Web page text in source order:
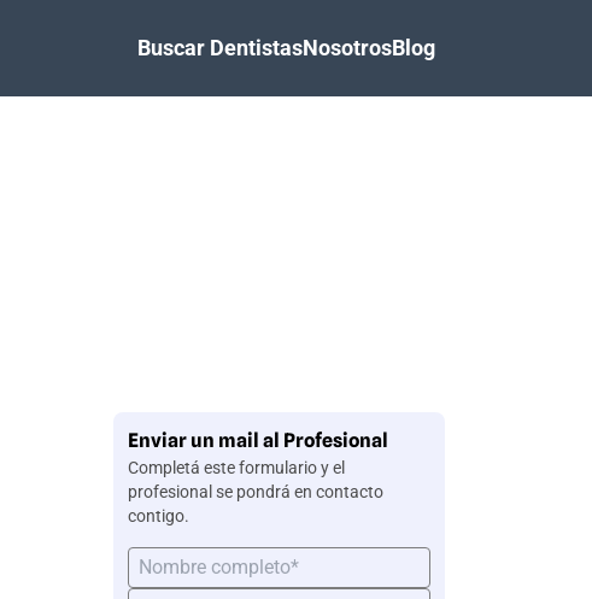
Buscar DentistasNosotrosBlog
Enviar un mail al Profesional
Completá este formulario y el
profesional se pondrá en contacto
contigo.